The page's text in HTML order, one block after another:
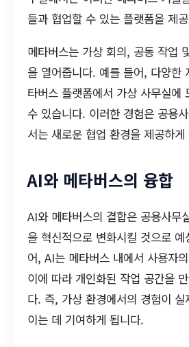
들과 협업할 수 있는 플랫폼을 제
메타버스는 가상 회의, 공동 작업
을 열어줍니다. 예를 들어, 다양한
타버스 플랫폼에서 가상 사무실에
수 있습니다. 이러한 경험은 공용
서는 새로운 협업 환경을 제공하게
AI와 메타버스의 융합
AI와 메타버스의 결합은 공용사무
을 혁신적으로 변화시킬 것으로
어, AI는 메타버스 내에서 사용자
이에 따라 개인화된 작업 공간을
다. 즉, 가상 환경에서의 경험이
이는 데 기여하게 됩니다.